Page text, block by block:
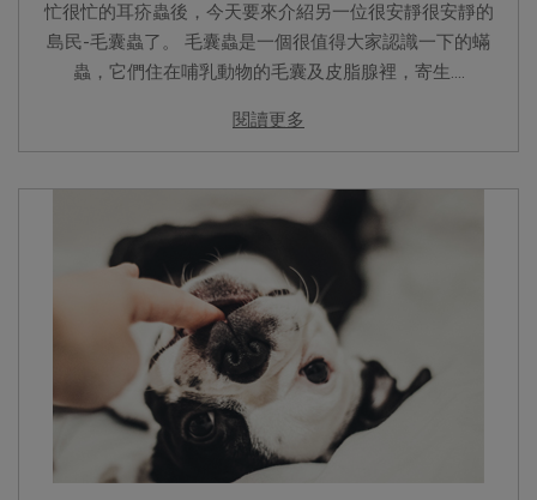
忙很忙的耳疥蟲後，今天要來介紹另一位很安靜很安靜的
島民-毛囊蟲了。 毛囊蟲是一個很值得大家認識一下的蟎
蟲，它們住在哺乳動物的毛囊及皮脂腺裡，寄生....
閱讀更多